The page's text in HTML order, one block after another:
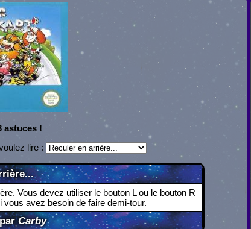
astuces !
lire :
Carby
Vous devez utiliser le bouton L ou le bouton R
avez besoin de faire demi-tour.